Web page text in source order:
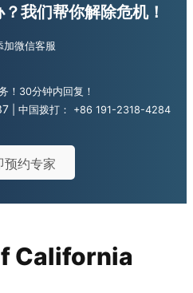
我们帮你解除危机！
加微信客服
！30分钟内回复！
| 中国拨打： +86 191-2318-4284
预约专家
California